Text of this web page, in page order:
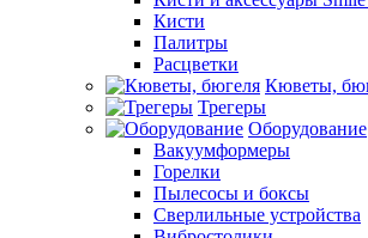
Кисти
Палитры
Расцветки
Кюветы,
Трегеры
Оборудование
Вакуумформеры
Горелки
Пылесосы и боксы
Сверлильные устройства